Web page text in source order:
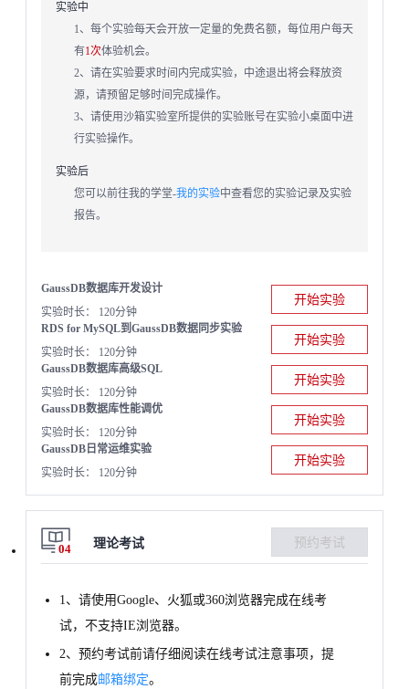
实验中
1、每个实验每天会开放一定量的免费名额，每位用户每天
有1次体验机会。
2、请在实验要求时间内完成实验，中途退出将会释放资
源，请预留足够时间完成操作。
3、请使用沙箱实验室所提供的实验账号在实验小桌面中进
行实验操作。
实验后
您可以前往我的学堂-我的实验中查看您的实验记录及实验
报告。
GaussDB数据库开发设计
实验时长： 120分钟
开始实验
RDS for MySQL到GaussDB数据同步实验
实验时长： 120分钟
开始实验
GaussDB数据库高级SQL
实验时长： 120分钟
开始实验
GaussDB数据库性能调优
实验时长： 120分钟
开始实验
GaussDB日常运维实验
实验时长： 120分钟
开始实验
04 理论考试 预约考试
1、请使用Google、火狐或360浏览器完成在线考
试，不支持IE浏览器。
2、预约考试前请仔细阅读在线考试注意事项，提
前完成邮箱绑定。